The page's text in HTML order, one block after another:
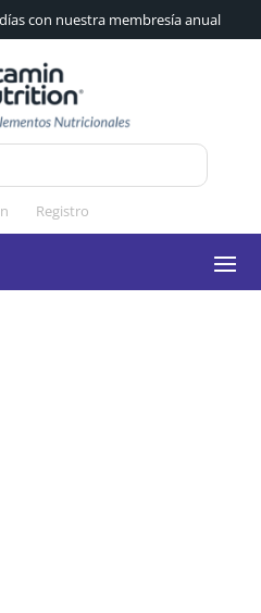
con nuestra membresía anual
Registro